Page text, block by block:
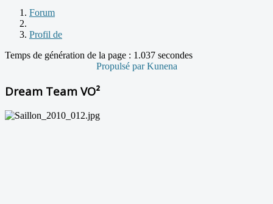
Forum
Profil de
Temps de génération de la page : 1.037 secondes
Propulsé parKunena
Dream Team VO²